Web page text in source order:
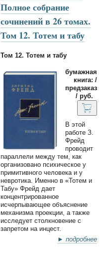
Полное собрание
сочинений в 26 томах.
Том 12. Тотем и табу
Том 12. Тотем и табу
бумажная
книга: /
предзаказ
/ руб.
В этой
работе З.
Фрейд
проводит
параллели между тем, как
организовано психическое у
примитивного человека и у
невротика. Именно в «Тотем и
Табу» Фрейд дает
концентрированное
исчерпывающее объяснение
механизма проекции, а также
исследует столкновение с
запретом на инцест.
► подробнее